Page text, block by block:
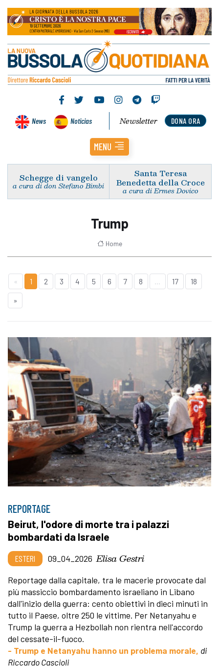
News Noticias DONA ORA
Newsletter
MENU
Schegge di vangelo
a cura di don Stefano Bimbi
Santa Teresa
Benedetta della Croce
a cura di Ermes Dovico
Trump
Home
« 1 2 3 4 5 6 7 8 17 18
»
REPORTAGE
Beirut, l'odore di morte tra i palazzi
bombardati da Israele
ESTERI 09_04_2026 Elisa Gestri
Reportage dalla capitale, tra le macerie provocate dal
più massiccio bombardamento israeliano in Libano
dall'inizio della guerra: cento obiettivi in dieci minuti in
tutto il Paese, oltre 250 le vittime. Per Netanyahu e
Trump la guerra a Hezbollah non rientra nell'accordo
del cessate-il-fuoco.
- Trump e Netanyahu hanno un problema morale, di
Riccardo Cascioli